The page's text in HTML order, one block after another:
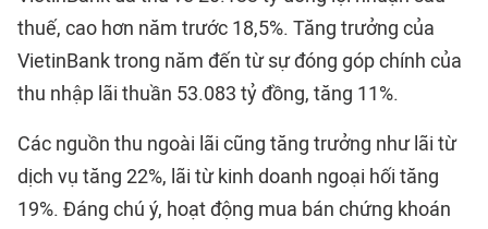
thuế, cao hơn năm trước 18,5%. Tăng trưởng của
VietinBank trong năm đến từ sự đóng góp chính của
thu nhập lãi thuần 53.083 tỷ đồng, tăng 11%.
Các nguồn thu ngoài lãi cũng tăng trưởng như lãi từ
dịch vụ tăng 22%, lãi từ kinh doanh ngoại hối tăng
19%. Đáng chú ý, hoạt động mua bán chứng khoán